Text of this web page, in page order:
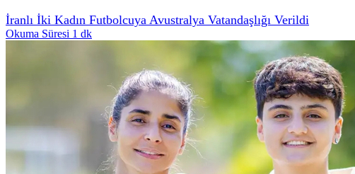
İranlı İki Kadın Futbolcuya Avustralya Vatandaşlığı Verildi
Okuma Süresi 1 dk